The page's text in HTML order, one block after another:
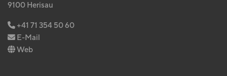
9100 Herisau
+41 71 354 50 60
E-Mail
Web